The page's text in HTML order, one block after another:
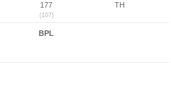
177
(107)
TH
BPL